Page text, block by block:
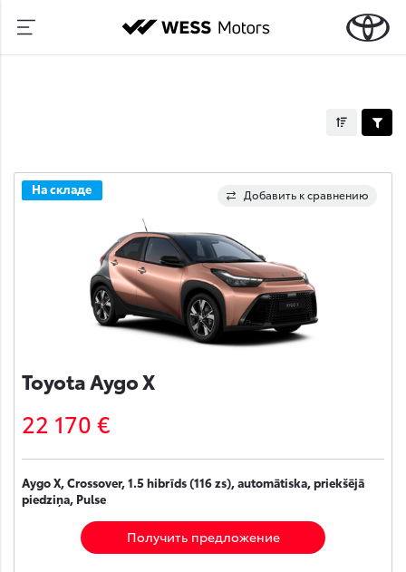
Добавить к сравнению
На складе
Toyota Aygo X
22 170 €
Aygo X, Crossover, 1.5 hibrīds (116 zs), automātiska, priekšējā
piedziņa, Pulse
Получить предложение